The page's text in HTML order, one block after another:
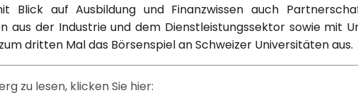
Blick auf Ausbildung und Finanzwissen auch
aus der Industrie und dem Dienstleistungssektor sowie mit
dritten Mal das Börsenspiel an Schweizer Universitäten aus.
zu lesen, klicken Sie hier: